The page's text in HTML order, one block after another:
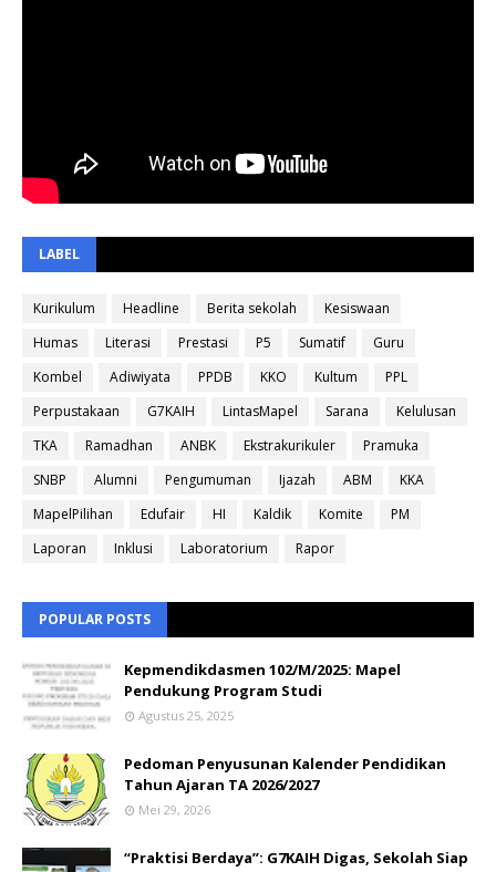
LABEL
Kurikulum Headline Berita sekolah
Kesiswaan
Humas
Literasi Prestasi P5 Sumatif
Guru
Kombel
Adiwiyata PPDB KKO Kultum
PPL
Perpustakaan
G7KAIH LintasMapel Sarana
Kelulusan
TKA
Ramadhan ANBK Ekstrakurikuler
Pramuka
SNBP
Alumni Pengumuman Ijazah ABM
KKA
MapelPilihan
Edufair HI Kaldik Komite
PM
Laporan
Inklusi Laboratorium Rapor
POPULAR POSTS
Kepmendikdasmen 102/M/2025: Mapel
Pendukung Program Studi
Agustus 25, 2025
Pedoman Penyusunan Kalender Pendidikan
Tahun Ajaran TA 2026/2027
Mei 29, 2026
“Praktisi Berdaya”: G7KAIH Digas, Sekolah Siap